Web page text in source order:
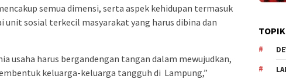
semua dimensi, serta aspek kehidupan termasuk
unit sosial terkecil masyarakat yang harus dibina dan
usaha harus bergandengan tangan dalam mewujudkan,
keluarga-keluarga tangguh di Lampung,”